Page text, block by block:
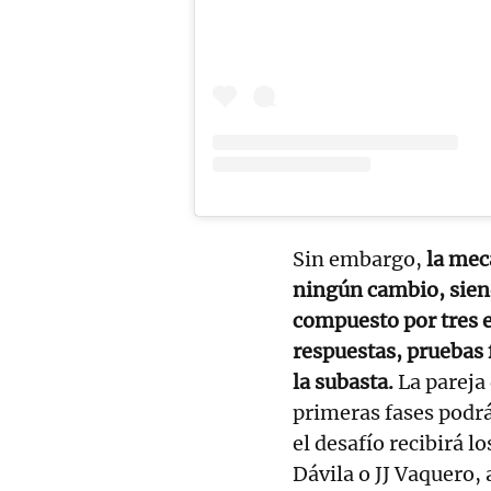
Sin embargo, la
ningún cambio,
compuesto por tres
respuestas,
la subasta.La pareja
primeras fases
el desafío recibirá
Dávila o JJ